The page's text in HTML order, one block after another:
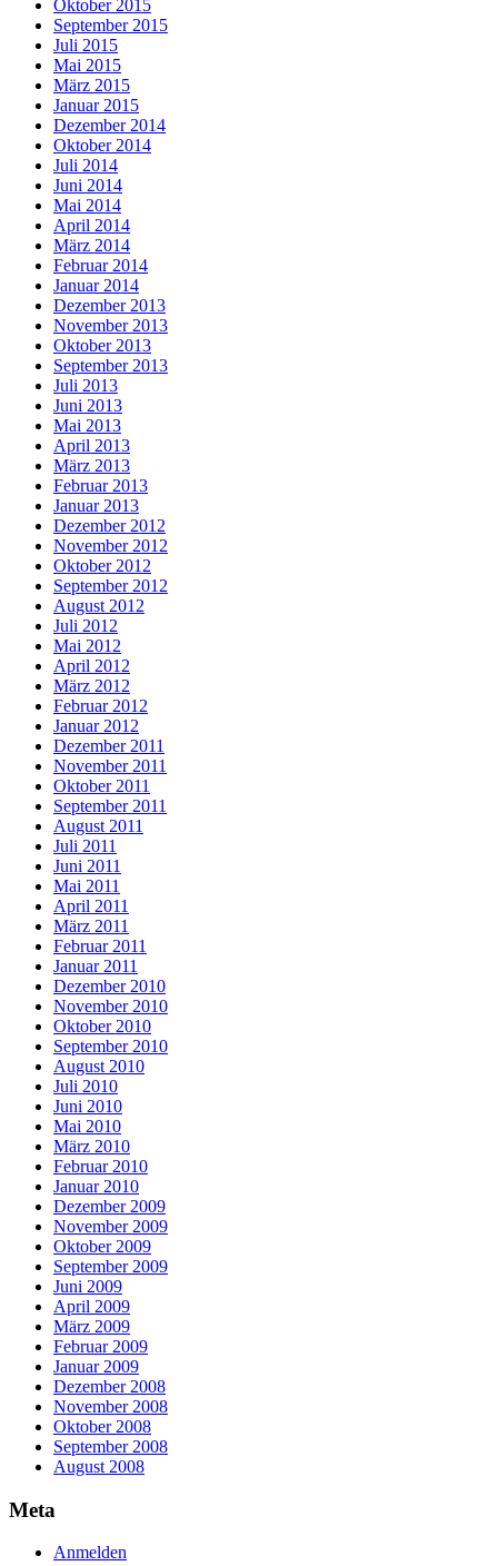
Oktober 2015
September 2015
Juli 2015
Mai 2015
März 2015
Januar 2015
Dezember 2014
Oktober 2014
Juli 2014
Juni 2014
Mai 2014
April 2014
März 2014
Februar 2014
Januar 2014
Dezember 2013
November 2013
Oktober 2013
September 2013
Juli 2013
Juni 2013
Mai 2013
April 2013
März 2013
Februar 2013
Januar 2013
Dezember 2012
November 2012
Oktober 2012
September 2012
August 2012
Juli 2012
Mai 2012
April 2012
März 2012
Februar 2012
Januar 2012
Dezember 2011
November 2011
Oktober 2011
September 2011
August 2011
Juli 2011
Juni 2011
Mai 2011
April 2011
März 2011
Februar 2011
Januar 2011
Dezember 2010
November 2010
Oktober 2010
September 2010
August 2010
Juli 2010
Juni 2010
Mai 2010
März 2010
Februar 2010
Januar 2010
Dezember 2009
November 2009
Oktober 2009
September 2009
Juni 2009
April 2009
März 2009
Februar 2009
Januar 2009
Dezember 2008
November 2008
Oktober 2008
September 2008
August 2008
Meta
Anmelden